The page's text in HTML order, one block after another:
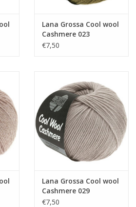
Lana Grossa Cool wool
Cashmere 023
€7,50
Lana Grossa Cool wool
Cashmere 029
€7,50